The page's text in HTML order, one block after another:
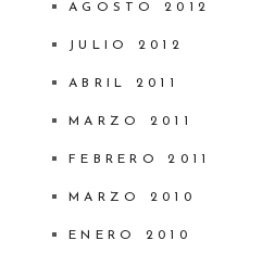
AGOSTO 2012
JULIO 2012
ABRIL 2011
MARZO 2011
FEBRERO 2011
MARZO 2010
ENERO 2010